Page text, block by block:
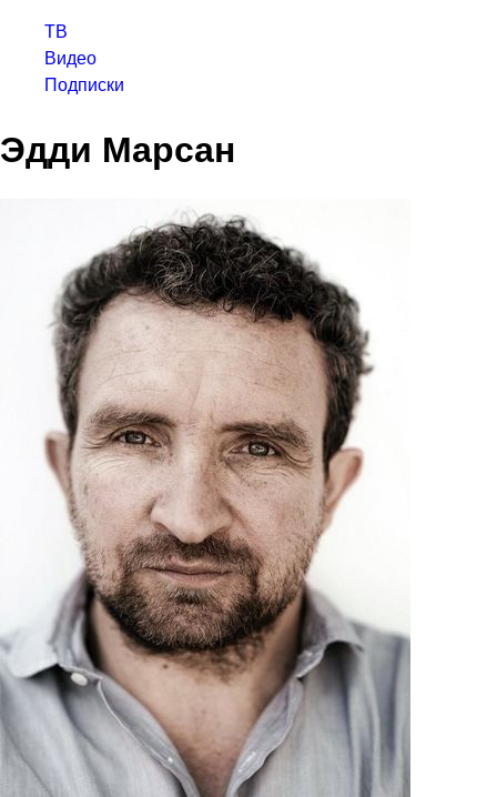
ТВ
Видео
Подписки
Эдди Марсан